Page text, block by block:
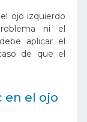
ojo izquierdo
ni el
aplicar el
de que el
en el ojo